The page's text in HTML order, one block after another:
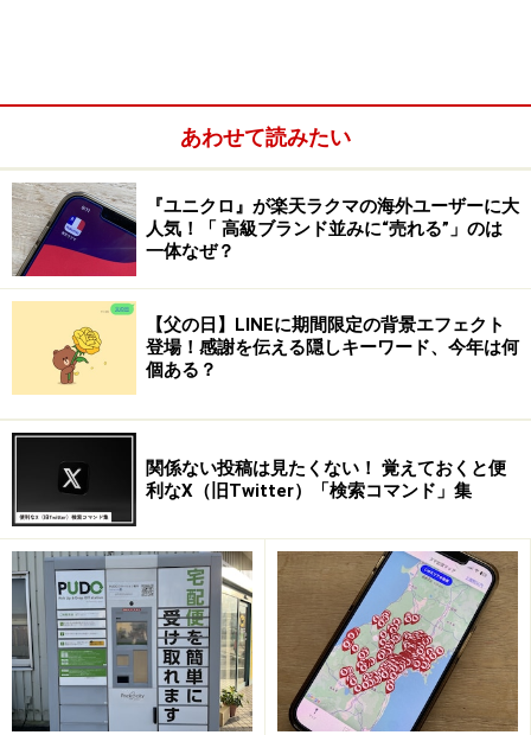
アプリ「クマ出没マップ」 ※画像：筆者撮影
「クマ出没マップ」はクマの被害が多く報告されている
東北地方だけでなく、全国各地のクマ目撃情報が手に入
るクマ出没マップです。特に目撃件数が多く、実際に被
害事例もある秋田県在住のユーザーを中心に、登録者が
増え続けています。
定」から情報を知りたい都道府県を自由に選択可能で
期間指定画面（画像左）、全国のクマ出没の傾向グラフ画面
（画像右）※画像：筆者撮影
アプリ内の右上にある「1カ月以内」をタップすると、
「当日」「3日以内」「2週間以内」「1カ月以内」から
あわせて読みたい
『ユニクロ』が楽天ラクマの海外ユーザーに大
人気！「 高級ブランド並みに“売れる”」のは
一体なぜ？
【父の日】LINEに期間限定の背景エフェクト
登場！感謝を伝える隠しキーワード、今年は何
個ある？
関係ない投稿は見たくない！ 覚えておくと便
利なX（旧Twitter）「検索コマンド」集